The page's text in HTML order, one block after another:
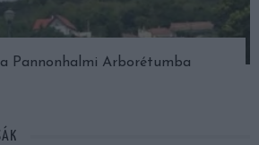
Pannonhalmi Arborétumba